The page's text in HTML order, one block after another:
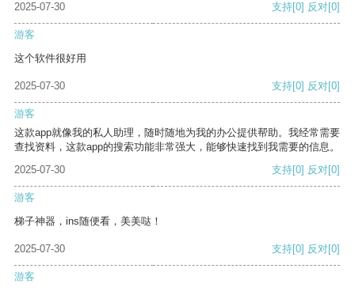
2025-07-30
支持[0] 反对[0]
游客
这个软件很好用
2025-07-30 支持[0] 反对[0]
游客
这款app就像我的私人助理，随时随地为我的办公提供帮助。我经常需要
查找资料，这款app的搜索功能非常强大，能够快速找到我需要的信息。
2025-07-30
支持[0] 反对[0]
游客
梯子神器，ins随便看，美美哒！
2025-07-30 支持[0] 反对[0]
游客